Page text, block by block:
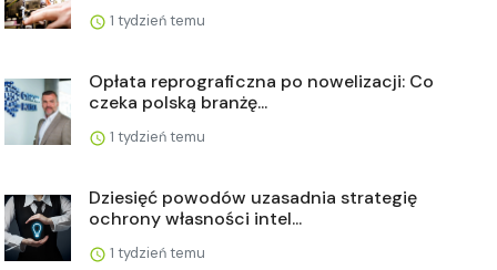
1 tydzień temu
Opłata reprograficzna po nowelizacji: Co
czeka polską branżę...
1 tydzień temu
Dziesięć powodów uzasadnia strategię
ochrony własności intel...
1 tydzień temu